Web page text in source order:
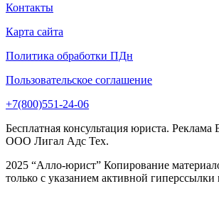
Контакты
Карта сайта
Политика обработки ПДн
Пользовательское соглашение
+7(800)551-24-06
Бесплатная консультация юриста. Реклама
ООО Лигал Адс Тех.
2025 “Алло-юрист” Копирование
только с указанием активной гиперссылки